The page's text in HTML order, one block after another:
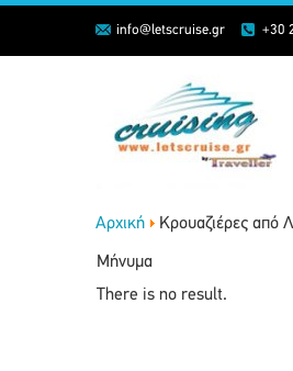
info@letscruise.gr +30
Αρχική Κρουαζιέρες από
Μήνυμα
There is no result.